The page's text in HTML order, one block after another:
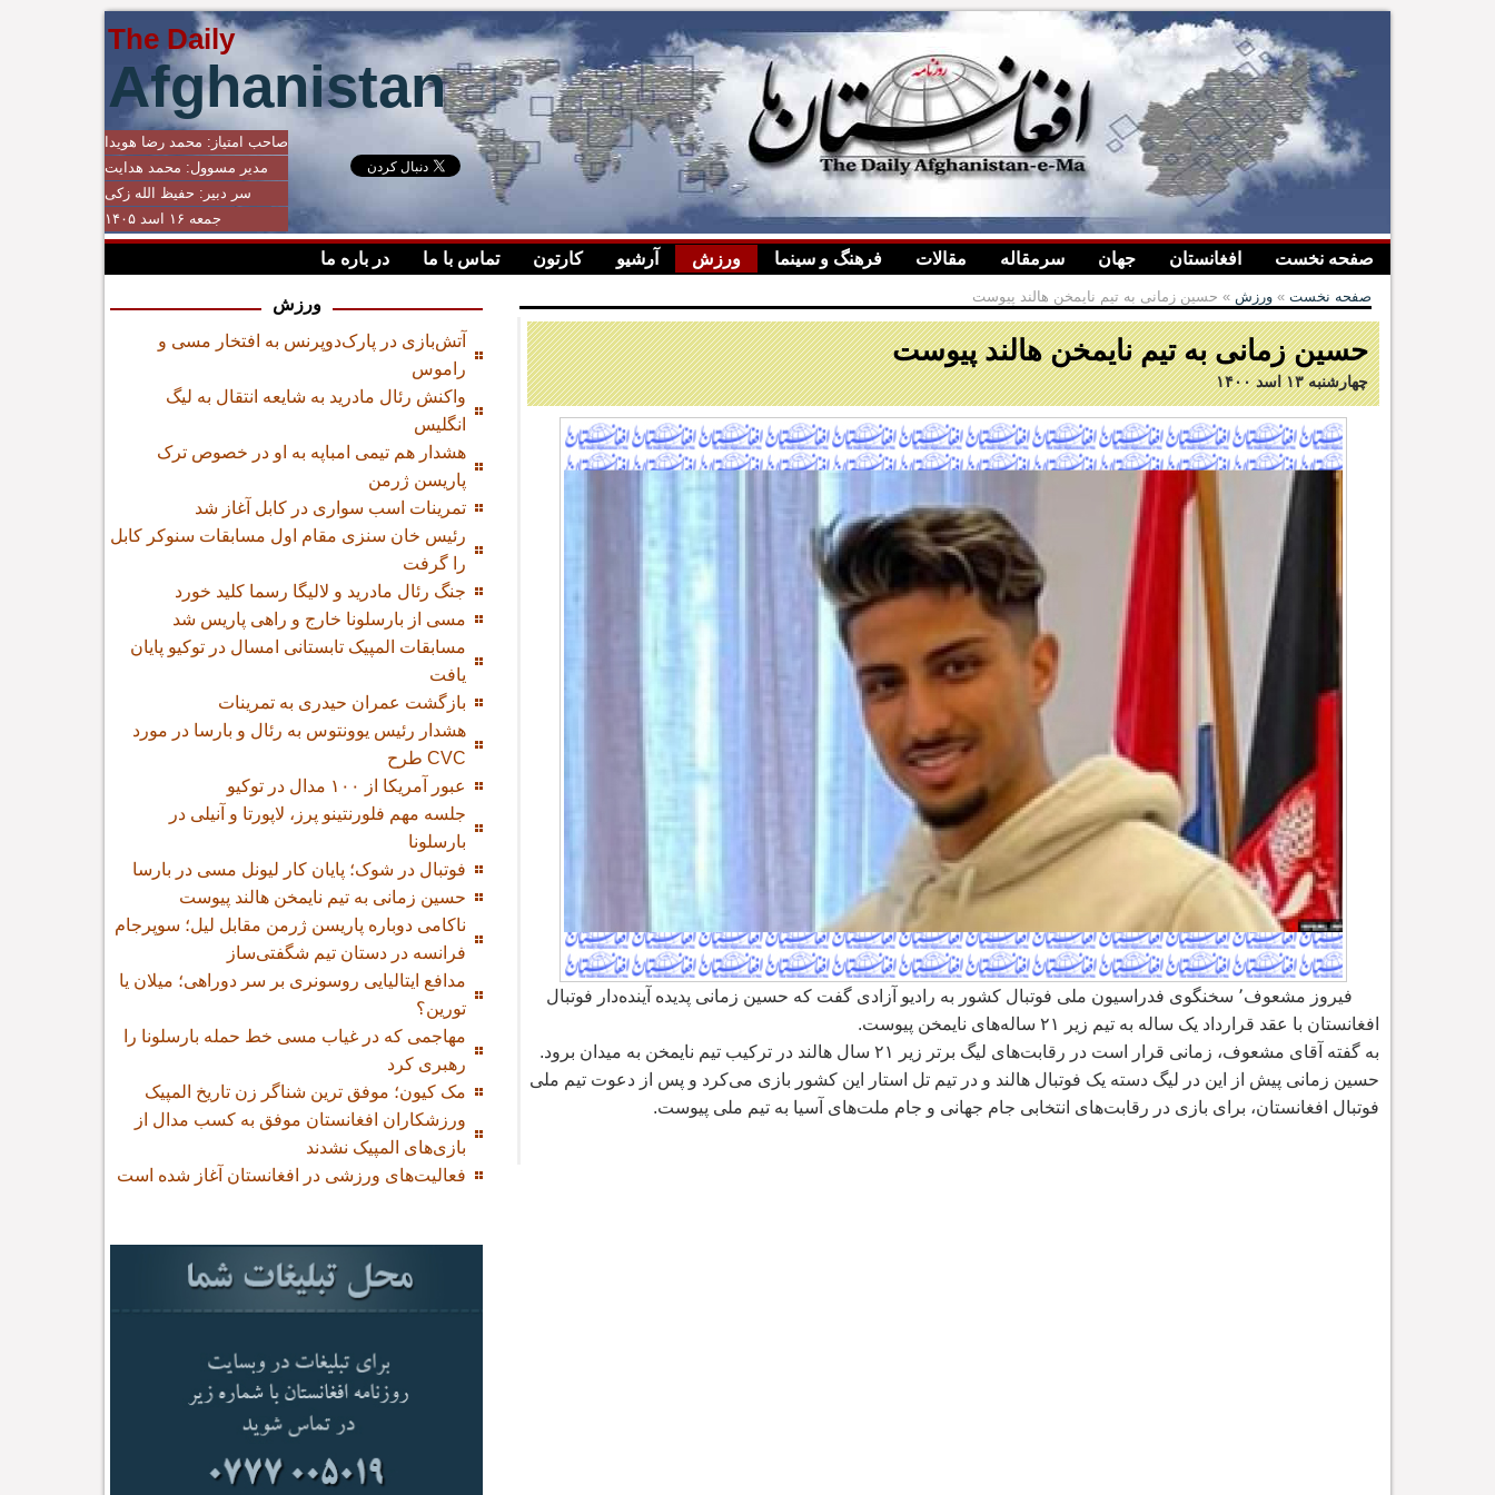
The Daily
Afghanistan
صاحب امتیاز: محمد رضا هویدا
مدیر مسوول: محمد هدایت
سر دبیر: حفیظ الله زکی
جمعه ۱۶ اسد ۱۴۰۵
صفحه نخست افغانستان جهان سرمقاله مقالات فرهنگ و سینما ورزش آرشیو کارتون تماس با ما در باره ما
صفحه نخست » ورزش » حسین زمانی به تیم نایمخن هالند پیوست
حسین زمانی به تیم نایمخن هالند پیوست
چهارشنبه ۱۳ اسد ۱۴۰۰
فیروز مشعوف٬ سخنگوی فدراسیون ملی فوتبال کشور به رادیو آزادی گفت که حسین زمانی پدیده آیندهدار فوتبال
افغانستان با عقد قرارداد یک ساله به تیم زیر ۲۱ ساله
های نایمخن پیوست.
به گفته آقای مشعوف، زمانی قرار است در رقابتهای لیگ برتر زیر ۲۱ سال هالند در ترکیب تیم نایمخن به میدان برود.
حسین زمانی پیش از این در لیگ دسته یک فوتبال هالند و در تیم تل استار این کشور بازی میکرد و پس از دعوت تیم ملی
فوتبال افغانستان، برای بازی در رقابتهای انتخابی جام جهانی و جام ملتهای آسیا به تیم ملی پیوست.
ورزش
آتش‌بازی در پارک‌دوپرنس به افتخار مسی و
راموس
واکنش رئال مادرید به شایعه انتقال به لیگ
انگلیس
هشدار هم تیمی امباپه به او در خصوص ترک
پاریسن ژرمن
تمرینات اسب سواری در کابل آغاز شد
رئیس خان سنزی مقام اول مسابقات سنوکر کابل
را گرفت
جنگ رئال مادرید و لالیگا رسما کلید خورد
مسی از بارسلونا خارج و راهی پاریس شد
مسابقات المپیک تابستانی امسال در توکیو پایان
یافت
بازگشت عمران حیدری به تمرینات
هشدار رئیس یوونتوس به رئال و بارسا در مورد
طرح CVC
عبور آمریکا از ۱۰۰ مدال در توکیو
جلسه مهم فلورنتینو پرز، لاپورتا و آنیلی در
بارسلونا
فوتبال در شوک؛ پایان کار لیونل مسی در بارسا
حسین زمانی به تیم نایمخن هالند پیوست
ناکامی دوباره پاریسن ژرمن مقابل لیل؛ سوپرجام
فرانسه در دستان تیم شگفتی‌ساز
مدافع ایتالیایی روسونری بر سر دوراهی؛ میلان یا
تورین؟
مهاجمی که در غیاب مسی خط حمله بارسلونا را
رهبری کرد
مک کیون؛ موفق ترین شناگر زن تاریخ المپیک
ورزشکاران افغانستان موفق به کسب مدال از
بازی‌های المپیک نشدند
فعالیت‌های ورزشی در افغانستان آغاز شده است